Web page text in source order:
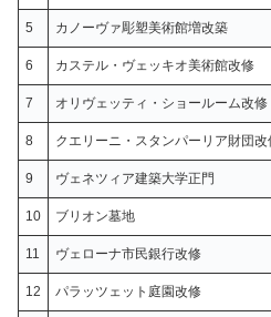
5 カノーヴァ彫塑美術館増改築
6 カステル・ヴェッキオ美術館改修
7 オリヴェッティ・ショールーム改修
8 クエリーニ・スタンパーリア財団改
9 ヴェネツィア建築大学正門
10 ブリオン墓地
11 ヴェローナ市民銀行改修
12 パラッツェット庭園改修